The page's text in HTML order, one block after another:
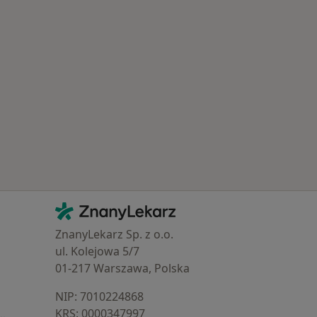
Kontakt
ZnanyLekarz - Strona główna
ZnanyLekarz Sp. z o.o.
ul. Kolejowa 5/7
01-217 Warszawa, Polska
NIP: ⁠7010224868
KRS: ⁠0000347997